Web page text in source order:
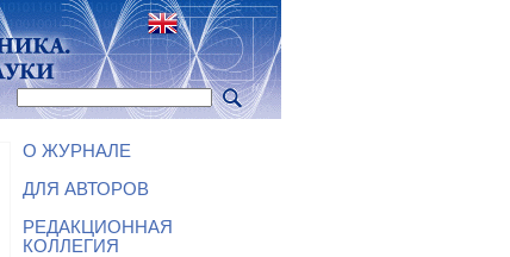
О ЖУРНАЛЕ
ДЛЯ АВТОРОВ
РЕДАКЦИОННАЯ
КОЛЛЕГИЯ